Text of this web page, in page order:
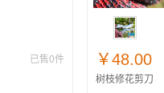
已售0件
￥48.00
树枝修花剪刀